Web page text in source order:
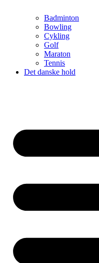
Badminton
Bowling
Cykling
Golf
Maraton
Tennis
Det danske hold